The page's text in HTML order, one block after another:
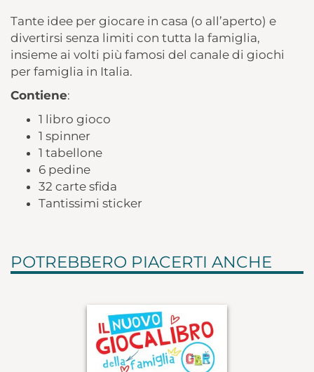
Tante idee per giocare in casa (o all’aperto) e
divertirsi senza limiti con tutta la famiglia,
insieme ai volti più famosi del canale di giochi
per famiglia in Italia.
Contiene:
1 libro gioco
1 spinner
1 tabellone
6 pedine
32 carte sfida
Tantissimi sticker
POTREBBERO PIACERTI ANCHE